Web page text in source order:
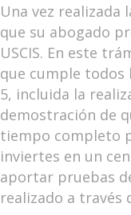
Una vez realizada
que su abogado
USCIS. En este
que cumple todos
5, incluida la
demostración de
tiempo completo
inviertes en un
aportar pruebas
realizado a través